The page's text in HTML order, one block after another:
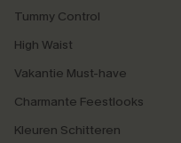
Tummy Control
High Waist
Vakantie Must-have
Charmante Feestlooks
Kleuren Schitteren